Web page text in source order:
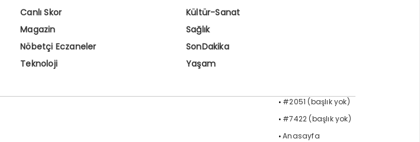
Canlı Skor
Kültür-Sanat
Magazin
Sağlık
Nöbetçi Eczaneler
SonDakika
Teknoloji Yaşam
#2051 (başlık yok)
#7422 (başlık yok)
Anasayfa